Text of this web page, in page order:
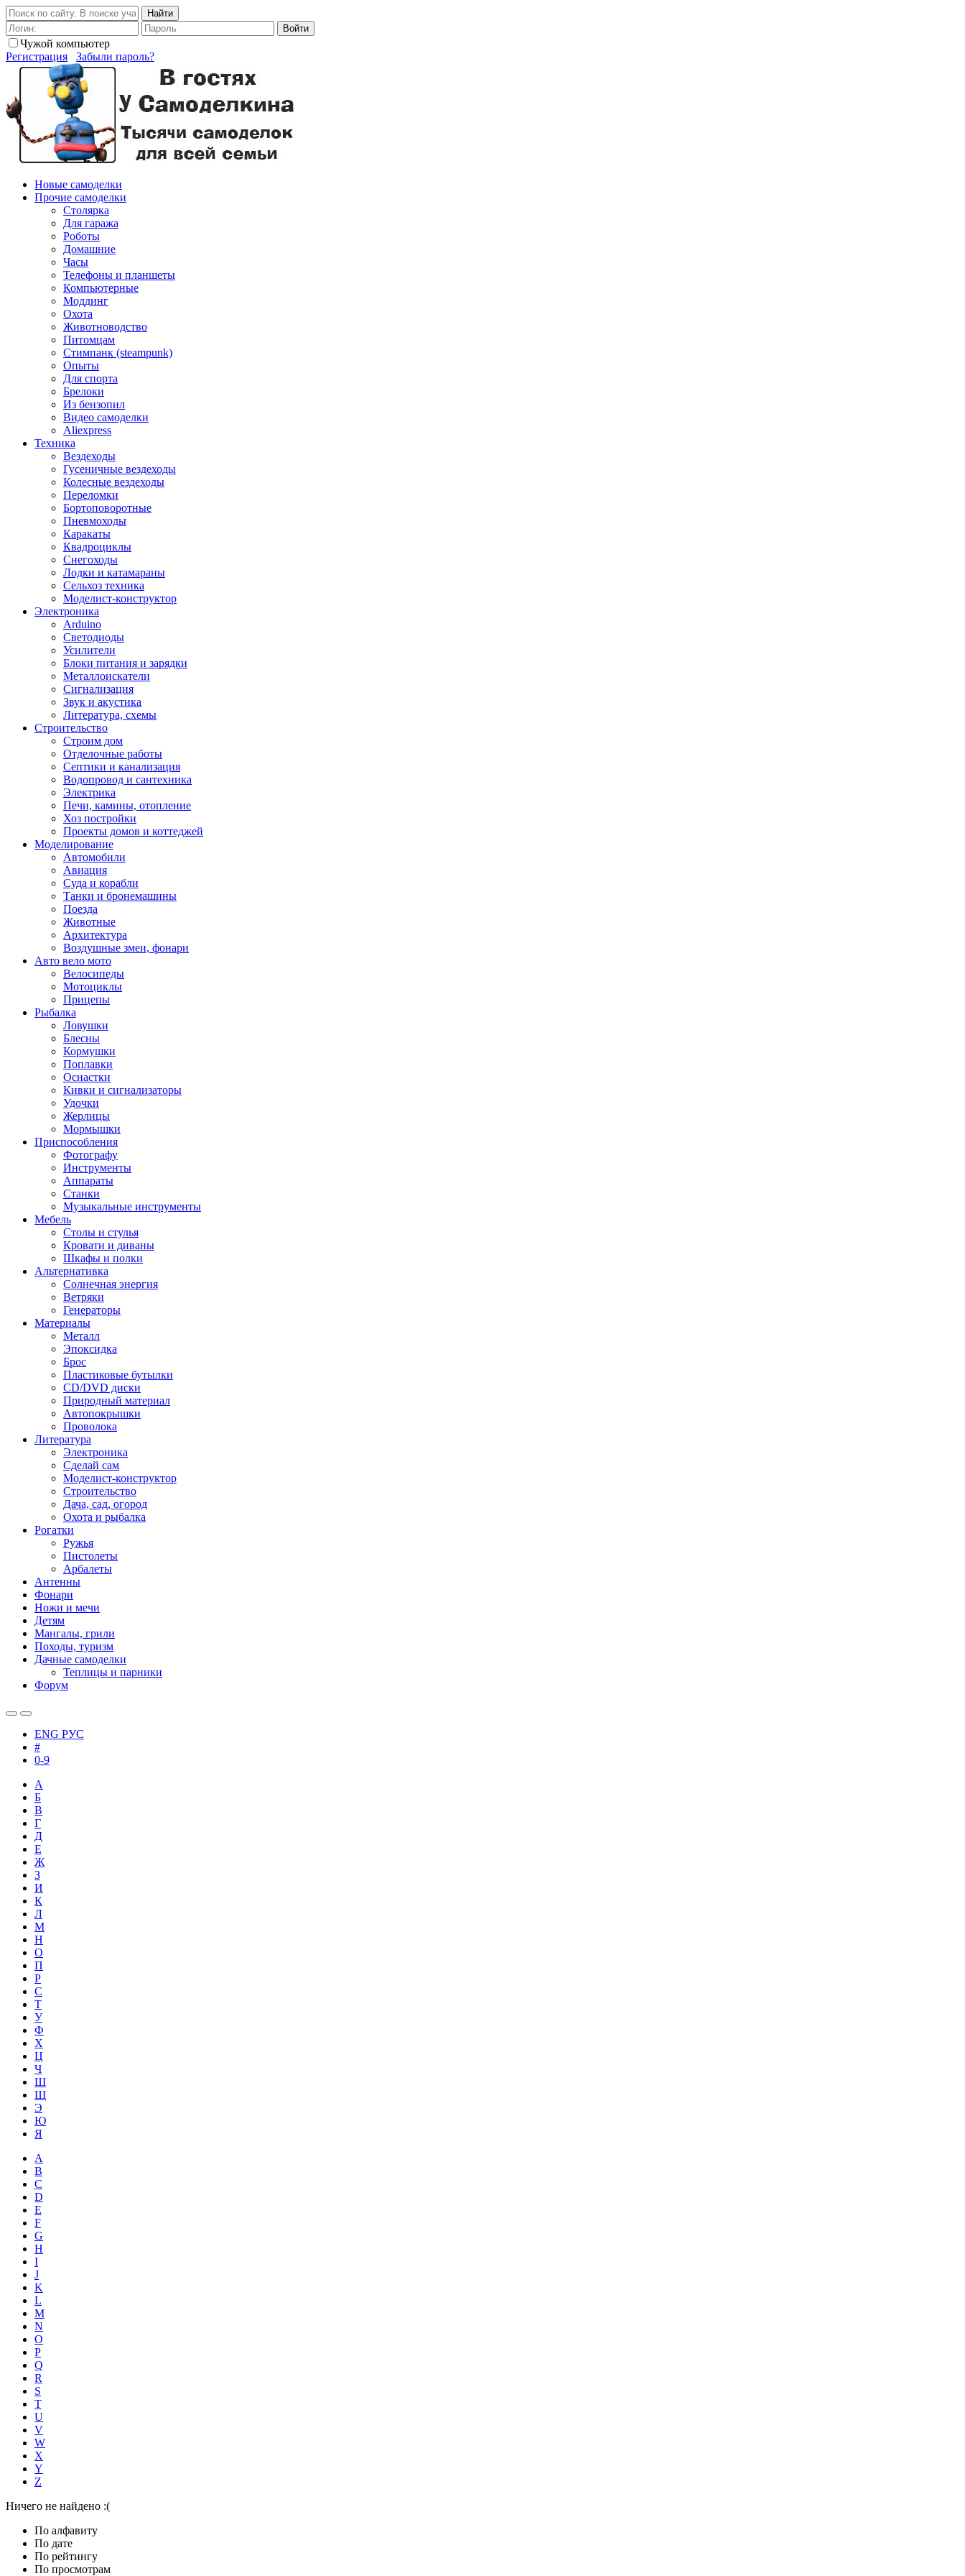
Найти
Войти
Чужой компьютер
Регистрация
Забыли пароль?
Новые самоделки
Прочие самоделки
Столярка
Для гаража
Роботы
Домашние
Часы
Телефоны и планшеты
Компьютерные
Моддинг
Охота
Животноводство
Питомцам
Стимпанк (steampunk)
Опыты
Для спорта
Брелоки
Из бензопил
Видео самоделки
Aliexpress
Техника
Вездеходы
Гусеничные вездеходы
Колесные вездеходы
Переломки
Бортоповоротные
Пневмоходы
Каракаты
Квадроциклы
Снегоходы
Лодки и катамараны
Сельхоз техника
Моделист-конструктор
Электроника
Arduino
Светодиоды
Усилители
Блоки питания и зарядки
Металлоискатели
Сигнализация
Звук и акустика
Литература, схемы
Строительство
Строим дом
Отделочные работы
Септики и канализация
Водопровод и сантехника
Электрика
Печи, камины, отопление
Хоз постройки
Проекты домов и коттеджей
Моделирование
Автомобили
Авиация
Суда и корабли
Танки и бронемашины
Поезда
Животные
Архитектура
Воздушные змеи, фонари
Авто вело мото
Велосипеды
Мотоциклы
Прицепы
Рыбалка
Ловушки
Блесны
Кормушки
Поплавки
Оснастки
Кивки и сигнализаторы
Удочки
Жерлицы
Мормышки
Приспособления
Фотографу
Инструменты
Аппараты
Станки
Музыкальные инструменты
Мебель
Столы и стулья
Кровати и диваны
Шкафы и полки
Альтернативка
Солнечная энергия
Ветряки
Генераторы
Материалы
Металл
Эпоксидка
Брос
Пластиковые бутылки
CD/DVD диски
Природный материал
Автопокрышки
Проволока
Литература
Электроника
Сделай сам
Моделист-конструктор
Строительство
Дача, сад, огород
Охота и рыбалка
Рогатки
Ружья
Пистолеты
Арбалеты
Антенны
Фонари
Ножи и мечи
Детям
Мангалы, грили
Походы, туризм
Дачные самоделки
Теплицы и парники
Форум
ENG РУС
#
0-9
А
Б
В
Г
Д
Е
Ж
З
И
К
Л
М
Н
О
П
Р
С
Т
У
Ф
Х
Ц
Ч
Ш
Щ
Э
Ю
Я
A
B
C
D
E
F
G
H
I
J
K
L
M
N
O
P
Q
R
S
T
U
V
W
X
Y
Z
Ничего не найдено :(
По алфавиту
По дате
По рейтингу
По просмотрам